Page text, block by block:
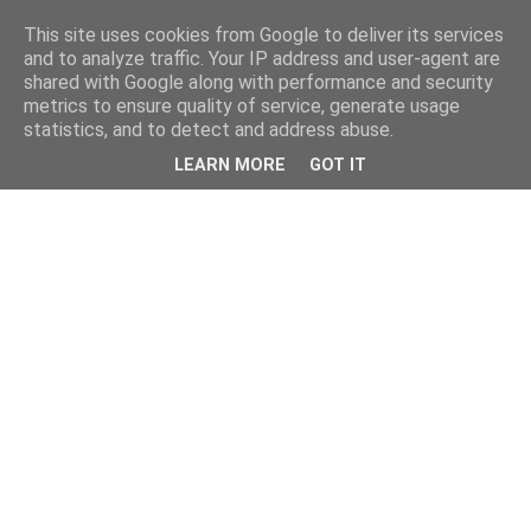
This site uses cookies from Google to deliver its services
and to analyze traffic. Your IP address and user-agent are
shared with Google along with performance and security
metrics to ensure quality of service, generate usage
statistics, and to detect and address abuse.
LEARN MORE GOT IT